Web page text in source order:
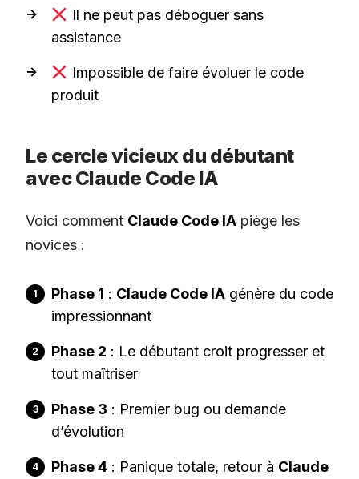
Il ne peut pas déboguer sans
assistance
Impossible de faire évoluer le code
produit
Le cercle vicieux du débutant
avec Claude Code IA
Voici comment Claude Code IA piège les
novices :
Phase 1 : Claude Code IA génère du code
impressionnant
Phase 2 : Le débutant croit progresser et
tout maîtriser
Phase 3 : Premier bug ou demande
d’évolution
Phase 4 : Panique totale, retour à Claude